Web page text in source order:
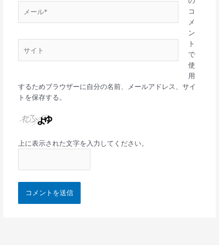
ー
*
コ
メ
ン
ト
で
使
用
するためブラウザーに自分の名前、メールアドレス、サイ
トを保存する。
上に表示された文字を入力してください。